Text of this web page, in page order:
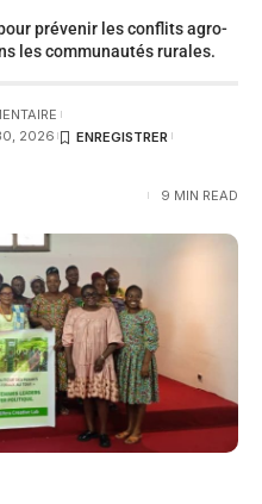
prévenir les conflits agro-
les communautés rurales.
2026
9 MIN READ